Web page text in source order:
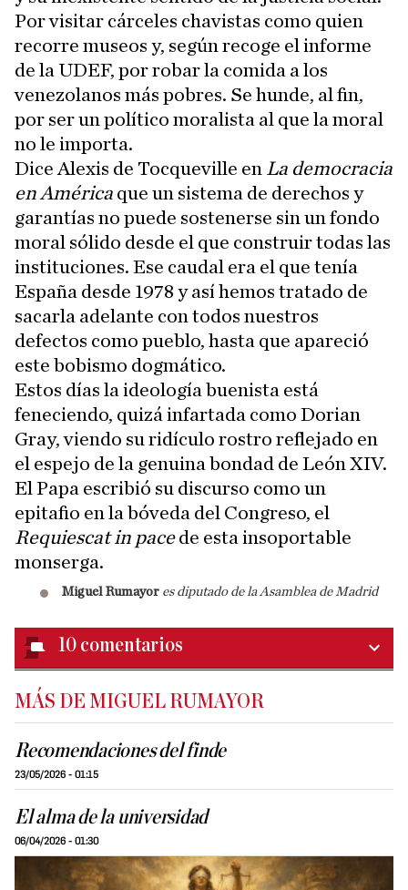
Por visitar cárceles chavistas como quien
recorre museos y, según recoge el informe
de la UDEF, por robar la comida a los
venezolanos más pobres. Se hunde, al fin,
por ser un político moralista al que la moral
no le importa.
Dice Alexis de Tocqueville en La democracia
en América que un sistema de derechos y
garantías no puede sostenerse sin un fondo
moral sólido desde el que construir todas las
instituciones. Ese caudal era el que tenía
España desde 1978 y así hemos tratado de
sacarla adelante con todos nuestros
defectos como pueblo, hasta que apareció
este bobismo dogmático.
Estos días la ideología buenista está
feneciendo, quizá infartada como Dorian
Gray, viendo su ridículo rostro reflejado en
el espejo de la genuina bondad de León XIV.
El Papa escribió su discurso como un
epitafio en la bóveda del Congreso, el
Requiescat in pacede esta insoportable
monserga.
Miguel Rumayor es diputado de la Asamblea de Madrid
10 comentarios
MÁS DE MIGUEL RUMAYOR
Recomendaciones del finde
23/05/2026 - 01:15
El alma de la universidad
06/04/2026 - 01:30